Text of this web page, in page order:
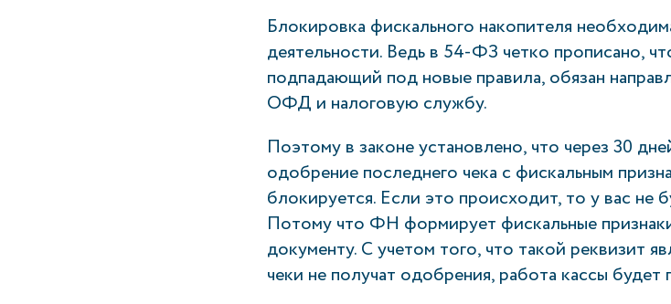
Блокировка фискального накопителя
деятельности. Ведь в 54-ФЗ четко прописано,
подпадающий под новые правила, обязан
ОФД и налоговую службу.
Поэтому в законе установлено, что через 30
одобрение последнего чека с фискальным
блокируется. Если это происходит, то у вас не
Потому что ФН формирует фискальные
документу. С учетом того, что такой реквизит
чеки не получат одобрения, работа кассы